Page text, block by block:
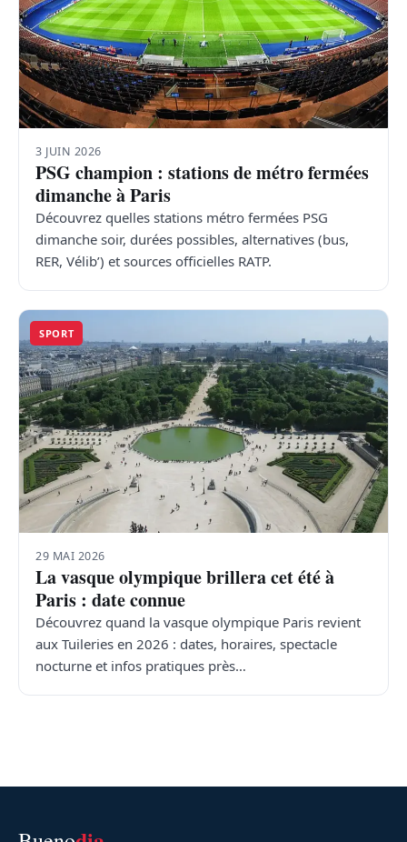
3 JUIN 2026
PSG champion : stations de métro fermées
dimanche à Paris
Découvrez quelles stations métro fermées PSG
dimanche soir, durées possibles, alternatives (bus,
RER, Vélib’) et sources officielles RATP.
SPORT
29 MAI 2026
La vasque olympique brillera cet été à
Paris : date connue
Découvrez quand la vasque olympique Paris revient
aux Tuileries en 2026 : dates, horaires, spectacle
nocturne et infos pratiques près…